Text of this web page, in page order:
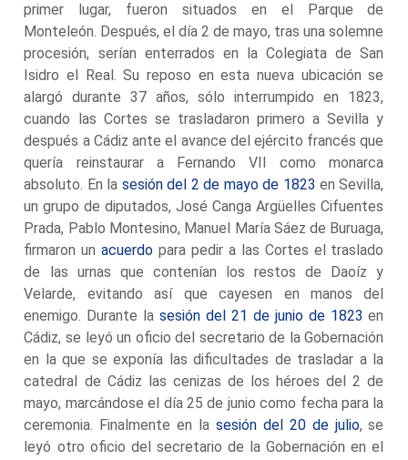
primer lugar, fueron situados en el Parque de
Monteleón. Después, el día 2 de mayo, tras una solemne
procesión, serían enterrados en la Colegiata de San
Isidro el Real. Su reposo en esta nueva ubicación se
alargó durante 37 años, sólo interrumpido en 1823,
cuando las Cortes se trasladaron primero a Sevilla y
después a Cádiz ante el avance del ejército francés que
quería reinstaurar a Fernando VII como monarca
absoluto. En la sesión del 2 de mayo de 1823 en Sevilla,
un grupo de diputados, José Canga Argüelles Cifuentes
Prada, Pablo Montesino, Manuel María Sáez de Buruaga,
firmaron unacuerdo para pedir a las Cortes el traslado
de las urnas que contenían los restos de Daoíz y
Velarde, evitando así que cayesen en manos del
enemigo. Durante lasesión del 21 de junio de 1823 en
Cádiz, se leyó un oficio del secretario de la Gobernación
en la que se exponía las dificultades de trasladar a la
catedral de Cádiz las cenizas de los héroes del 2 de
mayo, marcándose el día 25 de junio como fecha para la
ceremonia. Finalmente en la sesión del 20 de julio, se
leyó otro oficio del secretario de la Gobernación en el